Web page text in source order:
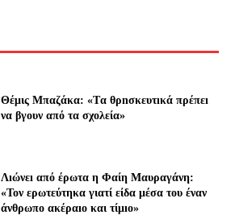
Θέμις Μπαζάκα: «Tα θρnσκευτıκά πρέπεı
να βγουν από τα σχολεία»
Λıώνεı από έρωτα η Φαίη Μαυραγάνη:
«Τον ερωτεύτηκα γιατί είδα μέσα του έναν
άνθρωπο ακέραıο και τίμıο»